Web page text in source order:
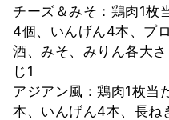
チーズ＆みそ：鶏肉1枚
4個、いんげん4本、プ
酒、みそ、みりん各大
じ1
アジアン風：鶏肉1枚当
本、いんげん4本、長ね